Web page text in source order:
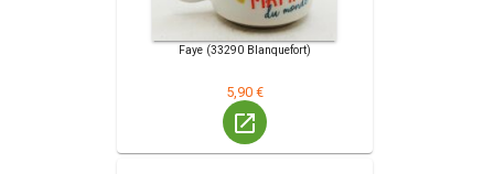
Faye (33290 Blanquefort)
5,90 €
launch